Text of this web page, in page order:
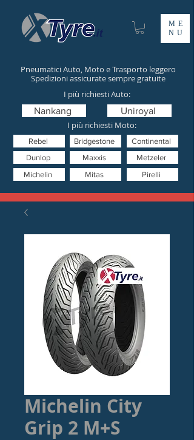
ME
NU
Pneumatici Auto, Moto e Trasporto leggero
Spedizioni assicurate sempre gratuite
I più richiesti Moto:
Mitas
Nankang
Pirelli
Uniroyal
Metzeler
Dunlop
Bridgestone Continental
Michelin
Rebel
I più richiesti Auto:
Maxxis
Michelin City
Grip 2 M+S